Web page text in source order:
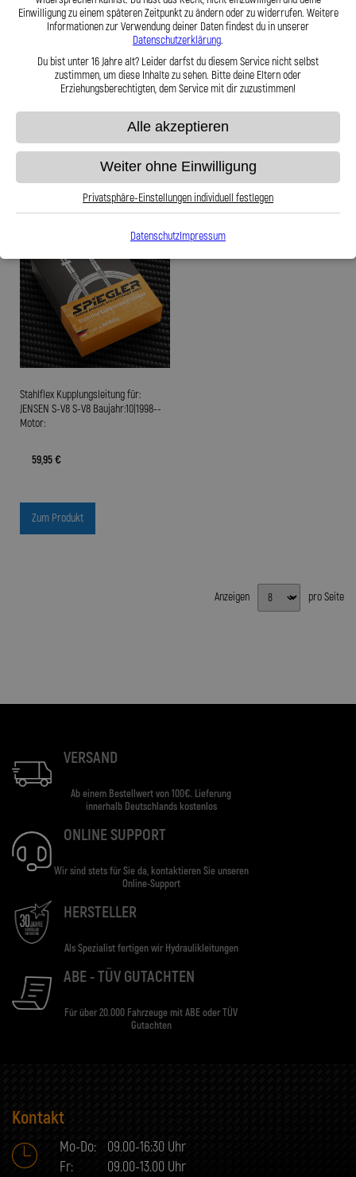
Stahlflex Kupplungsleitung für:
Baujahr:01|1971-12|1973 Motor:
Zum Produkt
Stahlflex Kupplungsleitung für:
JENSEN Healey Healey
Baujahr:01|1972-12|1975 Motor:
59,95 €
Zum Produkt
Stahlflex Kupplungsleitung für:
JENSEN S-V8 S-V8 Baujahr:10|1998--
Motor:
59,95 €
Zum Produkt
Anzeigen pro Seite
VERSAND
Ab einem Bestellwert von 100€. Lieferung
innerhalb Deutschlands kostenlos
ONLINE SUPPORT
Wir sind stets für Sie da, kontaktieren Sie unseren
Online-Support
HERSTELLER
Als Spezialist fertigen wir Hydraulikleitungen
ABE - TÜV GUTACHTEN
Für über 20.000 Fahrzeuge mit ABE oder TÜV
Gutachten
Kontakt
Mo-Do:
09.00-16:30 Uhr
Fr:
09.00-13.00 Uhr
Einwilligung zu einem späteren Zeitpunkt zu ändern oder zu widerrufen. Weitere
Informationen zur Verwendung deiner Daten findest du in unserer
Datenschutzerklärung.
Du bist unter 16 Jahre alt? Leider darfst du diesem Service nicht selbst
zustimmen, um diese Inhalte zu sehen. Bitte deine Eltern oder
Erziehungsberechtigten, dem Service mit dir zuzustimmen!
Alle akzeptieren
Weiter ohne Einwilligung
Privatsphäre-Einstellungen individuell festlegen
DatenschutzImpressum